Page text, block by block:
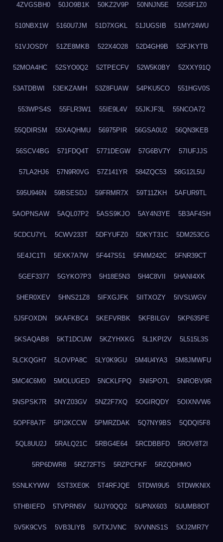
4ZVGSBH0 50JO9B1K 50KZ2V9P 50NNJN5E 50S8F1Z0
510NBX1W 5160U7JM 51D7XGKL 51JUGSIB 51MY24WU
51VJOSDY 51ZE8MKB 522X4O28 52D4GH9B 52FJKYTB
52MOA4HC 52SYO0Q2 52TPECFV 52W5K0BY 52XXY91Q
53ATDBWI 53EKZAMH 53Z8FUAW 54PKU5CO 551HGV0S
553WPS4S 55FLR3W1 55IE9L4V 55JKJF3L 55NCOA72
55QDIRSM 55XAQHMU 56975PIR 56GSA0U2 56QN3KEB
56SCV4BG 571FDQ4T 5771DEGW 57G6BV7Y 57IUFJJS
57LA2HJ6 57N9R0VG 57Z141YR 584ZQC53 58G12L5U
595U946N 59BSESDJ 59FRMR7X 59T11ZKH 5AFUR9TL
5AOPNSAW 5AQL07P2 5ASS9KJO 5AY4N3YE 5B3AF4SH
5CDCU7YL 5CWV233T 5DFYUFZ0 5DKYT31C 5DM253CG
5E4JC1TI 5EXK7A7W 5F447S51 5FMM242C 5FNR39CT
5GEF3377 5GYKO7P3 5H18E5N3 5H4C8VII 5HANI4XK
5HER0XEV 5HNS21Z8 5IFXGJFK 5IITXOZY 5IVSLWGV
5J5FOXDN 5KAFKBC4 5KEFVRBK 5KFBILGV 5KP635PE
5KSAQAB8 5KT1DCUW 5KZYHXKG 5L1KPI2V 5L515L3S
5LCKQGH7 5LOVPA8C 5LY0K9GU 5M4U4YA3 5M8JMWFU
5MC4C6M0 5MOLUGED 5NCKLFPQ 5NI5PO7L 5NROBV9R
5NSPSK7R 5NYZ03GV 5NZ2F7XQ 5OGIRQDY 5OIXNVW6
5OPF8A7F 5PI2KCCW 5PMRZDAK 5Q7NY9BS 5QDQI5F8
5QL8UU2J 5RALQ21C 5RBG4E64 5RCDBBFD 5ROV8T2I
5RP6DWR8 5RZ72FTS 5RZPCFKF 5RZQDHMO
5SNLKYWW 5ST3XE0K 5T4RFJQE 5TDWI9U5 5TDWKNIX
5THBIEFD 5TVPRN5V 5UJY0QQ2 5UPNX603 5UUMB8OT
5V5K9CVS 5VB3LIYB 5VTXJVNC 5VVNNS1S 5XJ2MR7Y